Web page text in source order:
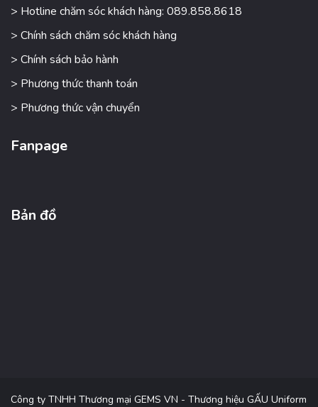
> Hotline chăm sóc khách hàng: 089.858.8618
> Chính sách chăm sóc khách hàng
> Chính sách bảo hành
> Phương thức thanh toán
> Phương thức vận chuyển
Fanpage
Bản đồ
Công ty TNHH Thương mại GEMS VN - Thương hiệu GẤU Uniform